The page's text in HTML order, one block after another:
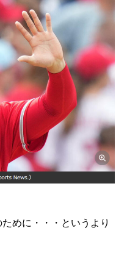
めに・・・というより